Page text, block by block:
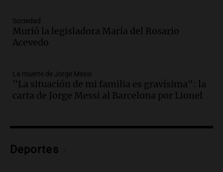
Audio.
argentino regresa al país tras conflicto
con Brasil
Audio.Bomberos asisten a senderista
con fractura de tobillo en refugio Doña
Rosa
Episodios
investigación internacional sobre asma
Sociedad
Murió la legisladora María del Rosario
Acevedo
La muerte de Jorge Messi
"La situación de mi familia es gravísima": la
carta de Jorge Messi al Barcelona por Lionel
Deportes